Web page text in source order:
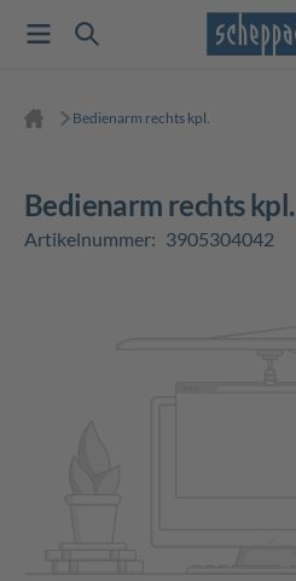
Bedienarm rechts kpl.
Bedienarm rechts kpl.
Artikelnummer: 3905304042